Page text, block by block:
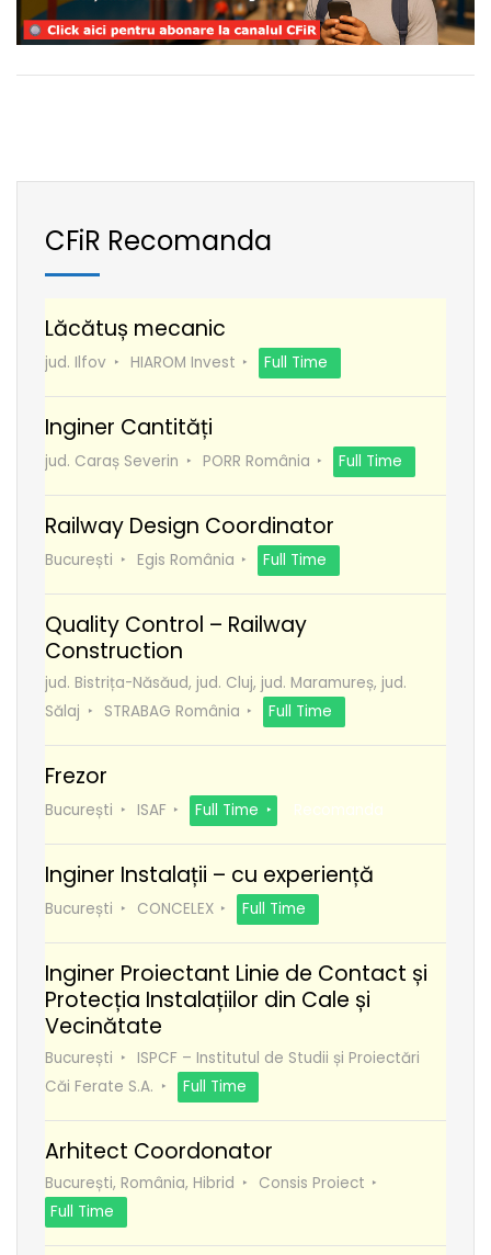
CFiR Recomanda
Lăcătuș mecanic
jud. Ilfov HIAROM Invest Full Time
Inginer Cantități
jud. Caraș Severin PORR România Full Time
Railway Design Coordinator
București Egis România Full Time
Quality Control – Railway
Construction
jud. Bistrița-Năsăud, jud. Cluj, jud. Maramureș, jud.
Sălaj
STRABAG România Full Time
Frezor
București ISAF Full Time Recomanda
Inginer Instalații – cu experiență
București CONCELEX Full Time
Inginer Proiectant Linie de Contact și
Protecția Instalațiilor din Cale și
Vecinătate
București
ISPCF – Institutul de Studii și Proiectări
Căi Ferate S.A.
Full Time
Arhitect Coordonator
București, România, Hibrid
Consis Proiect
Full Time